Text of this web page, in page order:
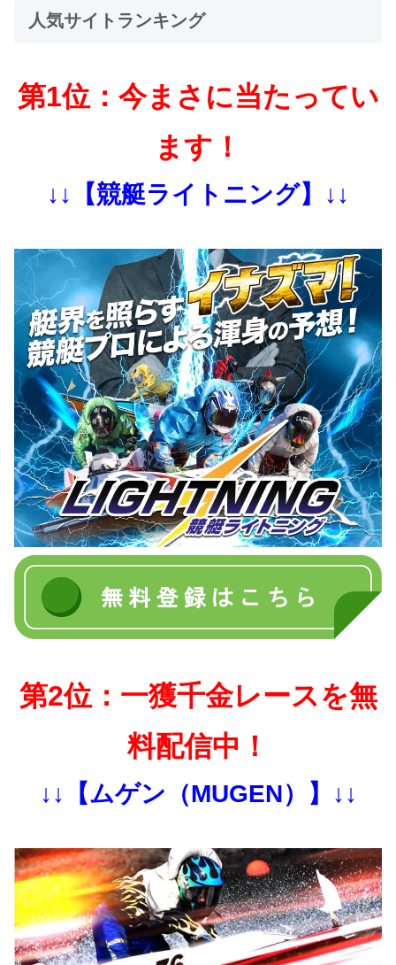
人気サイトランキング
第1位：今まさに当たってい
ます！
↓↓【競艇ライトニング】↓↓
第2位：一獲千金レースを無
料配信中！
↓↓【ムゲン（MUGEN）】↓↓